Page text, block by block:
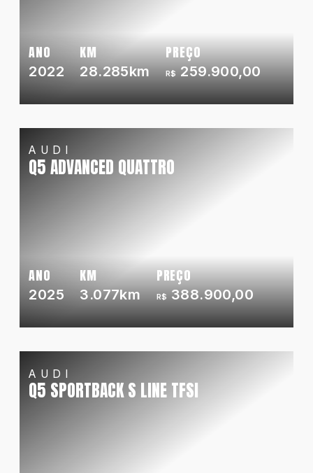
ANO
2022
KM
28.285km
PREÇO
R$259.900,00
AUDI
Q5 ADVANCED QUATTRO
ANO
2025
KM
3.077km
PREÇO
R$388.900,00
AUDI
Q5 SPORTBACK S LINE TFSI